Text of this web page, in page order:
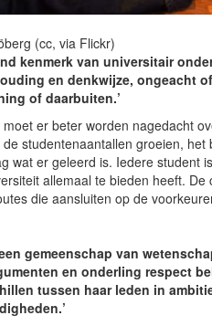
(cc, via Flickr)
kenmerk van universitair
en denkwijze, ongeacht
of daarbuiten.’
er beter worden nagedacht
studentenaantallen groeien,
wat er geleerd is. Iedere student
allemaal te bieden heeft.
die aansluiten op de
gemeenschap van
en onderling respect
tussen haar leden in